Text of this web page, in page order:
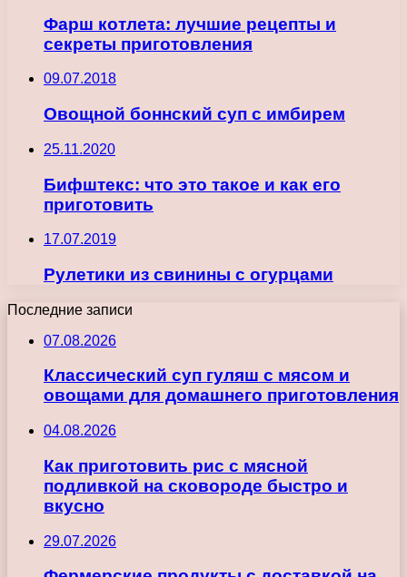
Фарш котлета: лучшие рецепты и
секреты приготовления
09.07.2018
Овощной боннский суп с имбирем
25.11.2020
Бифштекс: что это такое и как его
приготовить
17.07.2019
Рулетики из свинины с огурцами
Последние записи
07.08.2026
Классический суп гуляш с мясом и
овощами для домашнего приготовления
04.08.2026
Как приготовить рис с мясной
подливкой на сковороде быстро и
вкусно
29.07.2026